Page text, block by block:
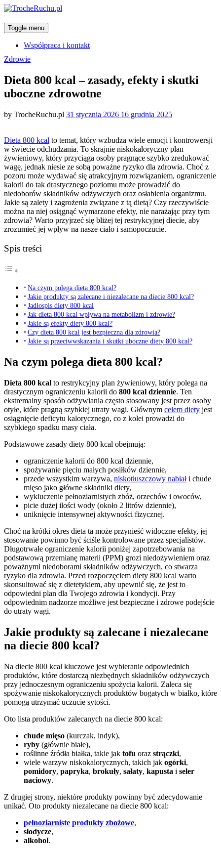
Toggle menu
Współpraca i kontakt
Categories
Zdrowie
Dieta 800 kcal – zasady, efekty i skutki
uboczne zdrowotne
by TrocheRuchu.pl Posted
31 stycznia 2026 16 grudnia 2025
Dieta 800 kcal to temat, który wzbudza wiele emocji i kontrowersji
w świecie odchudzania. To skrajnie niskokaloryczny plan
żywieniowy, który przyciąga osoby pragnące szybko zredukować
wagę, jednak niesie ze sobą poważne ryzyko dla zdrowia. Choć z
pozoru może wydawać się atrakcyjnym rozwiązaniem, ograniczenie
kalorii do tak drastycznego poziomu może prowadzić do
niedoborów składników odżywczych oraz osłabienia organizmu.
Jakie są zalety i zagrożenia związane z tą dietą? Czy rzeczywiście
można na niej osiągnąć wymarzone efekty, nie narażając przy tym
zdrowia? Warto przyjrzeć się bliżej tej restrykcyjnej diecie, aby
zrozumieć jej wpływ na nasze ciało i samopoczucie.
Spis treści
Na czym polega dieta 800 kcal?
Jakie produkty są zalecane i niezalecane na diecie 800 kcal?
Jadłospis diety 800 kcal
Jak dieta 800 kcal wpływa na metabolizm i zdrowie?
Jakie są efekty diety 800 kcal?
Czy dieta 800 kcal jest bezpieczna dla zdrowia?
Jakie są przeciwwskazania i skutki uboczne diety 800 kcal?
Na czym polega dieta 800 kcal?
Dieta 800 kcal to restrykcyjny plan żywieniowy, który polega na
drastycznym ograniczeniu kalorii do 800 kcal dziennie. Ten
ekstremalny sposób odżywiania często stosowany jest przez osoby
otyłe, które pragną szybkiej utraty wagi. Głównym celem diety jest
osiągnięcie deficytu kalorycznego, co z kolei prowadzi do
szybkiego spadku masy ciała.
Podstawowe zasady diety 800 kcal obejmują:
ograniczenie kalorii do 800 kcal dziennie,
spożywanie pięciu małych posiłków dziennie,
przede wszystkim warzywa, niskotłuszczowy nabiałi chude
mięso jako główne składniki diety,
wykluczenie pełnoziarnistych zbóż, orzechów i owoców,
picie dużej ilości wody (około 2 litrów dziennie),
uniknięcie intensywnej aktywności fizycznej.
Choć na krótki okres dieta ta może przynieść widoczne efekty, jej
stosowanie powinno być ściśle kontrolowane przez specjalistów.
Długotrwałe ograniczenie kalorii poniżej zapotrzebowania na
podstawową przemianę materii (PPM) grozi niedożywieniem oraz
poważnymi niedoborami składników odżywczych, co stwarza
ryzyko dla zdrowia. Przed rozpoczęciem diety 800 kcal warto
skonsultować się z dietetykiem, aby upewnić się, że jest to
odpowiedni plan dla Twojego zdrowia i kondycji. Przy
odpowiednim nadzorze możliwe jest bezpieczne i zdrowe podejście
do utraty wagi.
Jakie produkty są zalecane i niezalecane
na diecie 800 kcal?
Na diecie 800 kcal kluczowe jest wybieranie odpowiednich
produktów, które dostarczą niezbędnych składników odżywczych
przy jednoczesnym ograniczeniu spożycia kalorii. Zaleca się
spożywanie niskokalorycznych produktów bogatych w białko, które
pomogą utrzymać uczucie sytości.
Oto lista produktów zalecanych na diecie 800 kcal:
chude mięso (kurczak, indyk),
ryby (głównie białe),
roślinne źródła białka, takie jak tofu oraz strączki,
wiele warzyw niskokalorycznych, takich jak ogórki,
pomidory, papryka, brokuły, sałaty, kapusta i seler
naciowy.
Z drugiej strony, niektóre produkty powinny być zdecydowanie
unikać. Oto produkty niezalecane na diecie 800 kcal:
pełnoziarniste produkty zbożowe,
słodycze,
alkohol.